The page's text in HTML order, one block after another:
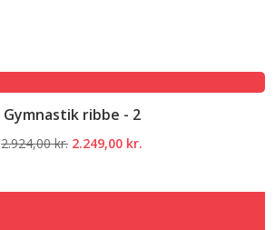
Gymnastik ribbe - 2
2.924,00kr. Den
2.249,00 kr.